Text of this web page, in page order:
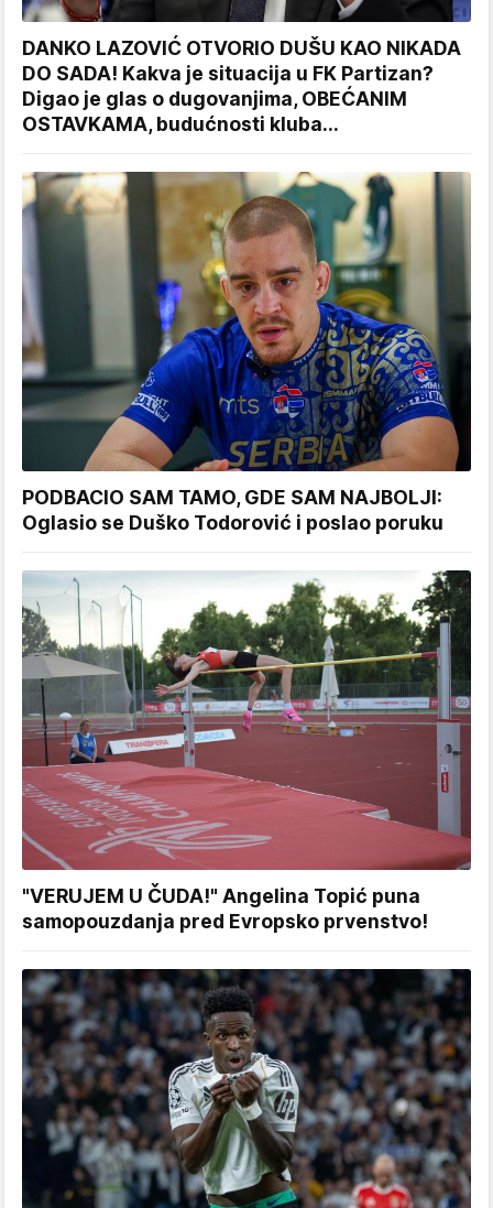
DANKO LAZOVIĆ OTVORIO DUŠU KAO NIKADA
DO SADA! Kakva je situacija u FK Partizan?
Digao je glas o dugovanjima, OBEĆANIM
OSTAVKAMA, budućnosti kluba...
PODBACIO SAM TAMO, GDE SAM NAJBOLJI:
Oglasio se Duško Todorović i poslao poruku
"VERUJEM U ČUDA!" Angelina Topić puna
samopouzdanja pred Evropsko prvenstvo!